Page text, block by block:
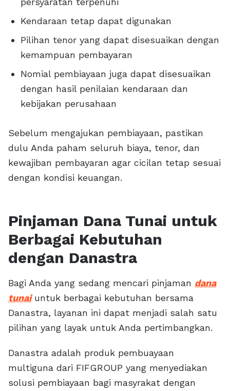
Kendaraan tetap dapat digunakan
Pilihan tenor yang dapat disesuaikan dengan
kemampuan pembayaran
Nomial pembiayaan juga dapat disesuaikan
dengan hasil penilaian kendaraan dan
kebijakan perusahaan
Sebelum mengajukan pembiayaan, pastikan
dulu Anda paham seluruh biaya, tenor, dan
kewajiban pembayaran agar cicilan tetap sesuai
dengan kondisi keuangan.
Pinjaman Dana Tunai untuk
Berbagai Kebutuhan
dengan Danastra
Bagi Anda yang sedang mencari pinjaman dana
tunaiuntuk berbagai kebutuhan bersama
Danastra, layanan ini dapat menjadi salah satu
pilihan yang layak untuk Anda pertimbangkan.
Danastra adalah produk pembuayaan
multiguna dari FIFGROUP yang menyediakan
solusi pembiayaan bagi masyrakat dengan